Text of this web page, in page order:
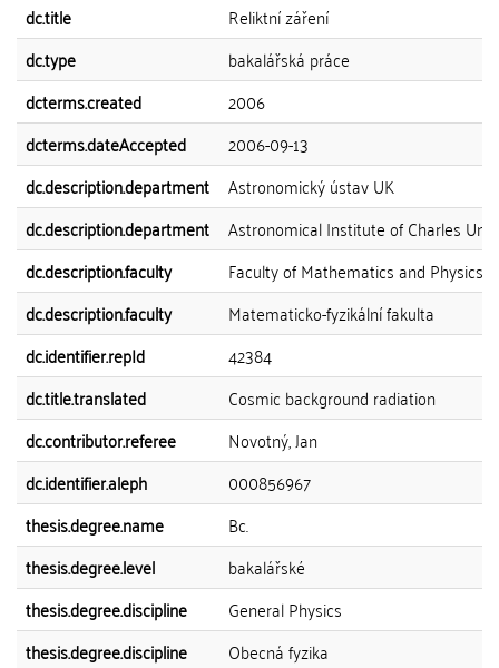
dc.title
Reliktní záření
dc.type
bakalářská práce
dcterms.created
2006
dcterms.dateAccepted
2006-09-13
dc.description.department
Astronomický ústav UK
dc.description.department
Astronomical Institute of Charles
dc.description.faculty
Faculty of Mathematics and Physics
dc.description.faculty
Matematicko-fyzikální fakulta
dc.identifier.repId
42384
dc.title.translated
Cosmic background radiation
dc.contributor.referee
Novotný, Jan
dc.identifier.aleph
000856967
thesis.degree.name
Bc.
thesis.degree.level
bakalářské
thesis.degree.discipline
General Physics
thesis.degree.discipline
Obecná fyzika